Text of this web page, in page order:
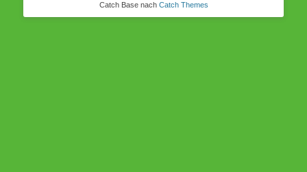
Catch Base nach Catch Themes